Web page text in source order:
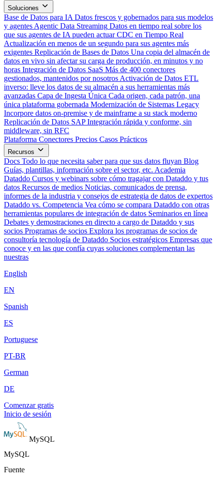
Soluciones
Base de Datos para IA Datos frescos y gobernados para sus modelos
y agentes Agentic Data Streaming Datos en tiempo real sobre los
que sus agentes de IA pueden actuar CDC en Tiempo Real
Actualización en menos de un segundo para sus agentes más
exigentes Replicación de Bases de Datos Una copia del almacén de
datos en vivo sin afectar su carga de producción, en minutos y no
horas Integración de Datos SaaS Más de 400 conectores
gestionados, mantenidos por nosotros Activación de Datos ETL
inverso: lleve los datos de su almacén a sus herramientas más
avanzadas Capa de Ingesta Única Cada origen, cada patrón, una
única plataforma gobernada Modernización de Sistemas Legacy
Incorpore datos on-premise y de mainframe a su stack moderno
Replicación de Datos SAP Integración rápida y conforme, sin
middleware, sin RFC
Plataforma Conectores Precios Casos Prácticos
Recursos
Docs Todo lo que necesita saber para que sus datos fluyan Blog
Guías, plantillas, información sobre el sector, etc. Academia
Dataddo Cursos y webinars sobre cómo tragajar con Dataddo y tus
datos Recursos de medios Noticias, comunicados de prensa,
informes de la industria y consejos de estrategia de datos de expertos
Dataddo vs. Competencia Vea cómo se compara Dataddo con otras
herramientas populares de integración de datos Seminarios en línea
Debates y demostraciones en directo a cargo de Dataddo y sus
socios Programas de socios Explora los programas de socios de
consultoría tecnología de Dataddo Socios estratégicos Empresas que
conoce y en las que confía cuyas soluciones complementan las
nuestras
English
EN
Spanish
ES
Portuguese
PT-BR
German
DE
Comenzar gratis
Inicio de sesión
MySQL
MySQL
Fuente